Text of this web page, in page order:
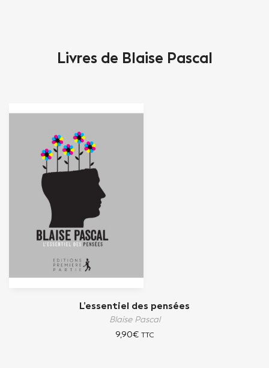
Livres de Blaise Pascal
L’essentiel des pensées
Blaise Pascal
9,90€ TTC